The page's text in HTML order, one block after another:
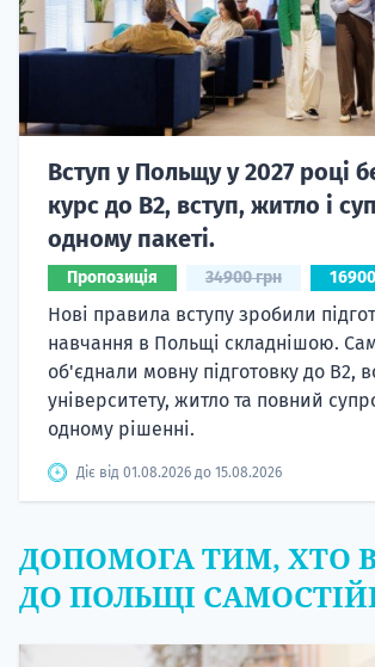
Вступ у Польщу у 2027 році
курс до B2, вступ, житло і
одному пакеті.
Пропозиція 34900 грн
Нові правила вступу зробили
навчання в Польщі складнішою.
об'єднали мовну підготовку до В2,
університету, житло та повний
одному рішенні.
Діє від 01.08.2026 до 15.08.2026
ДОПОМОГА ТИМ, ХТО
ДО ПОЛЬЩІ